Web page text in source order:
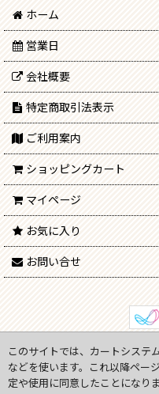
ホーム
営業日
会社概要
特定商取引法表示
ご利用案内
ショッピングカート
マイページ
お気に入り
お問い合せ
Copyright (C) 2009-2024
このサイトでは、カートシステ
などを使います。これ以降ペー
定や使用に同意したことになり